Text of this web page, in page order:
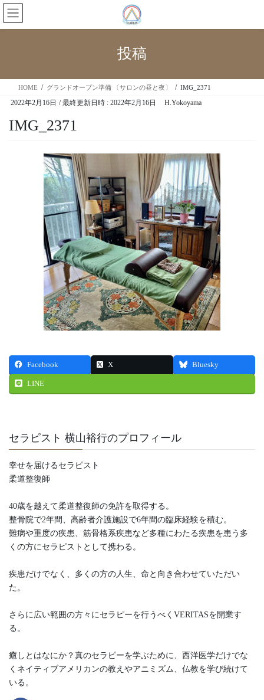
投稿
HOME グランドオープン準備 〔サロンの昼と夜〕 IMG_2371
2022年2月16日 / 最終更新日時 : 2022年2月16日 H.Yokoyama
IMG_2371
Facebook X Bluesky
LINE
セラピスト 横山裕行のプロフィール
幸せを届けるセラピスト
柔道整復師
40歳を越えて柔道整復師の免許を取得する。
整骨院で2年間、高齢者介護施設で6年間の臨床経験を積む。
難病や重度の疾患、筋骨格系疾患など多種にわたる疾患を患う多
くの方にセラピストとして携わる。
疾患だけでなく、多くの方の人生、命と向き合わせていただい
た。
さらに広い範囲の方々にセラピーを行うべくVERITASを開業す
る。
癒しとはなにか？真のセラピーを学ぶために、西洋医学だけでな
くネイティブアメリカンの教えやアニミズム、仏教を学び続けて
いる。